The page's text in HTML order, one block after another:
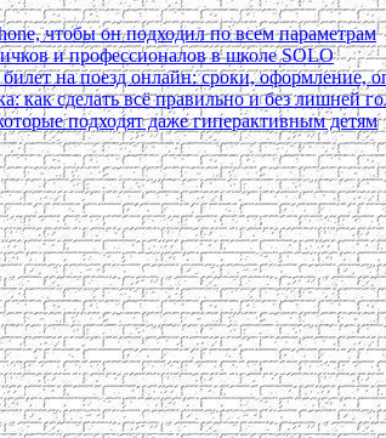
чтобы он подходил по всем параметрам
и профессионалов в школе SOLO
на поезд онлайн: сроки, оформление,
как сделать всё правильно и без лишней
подходят даже гиперактивным детям